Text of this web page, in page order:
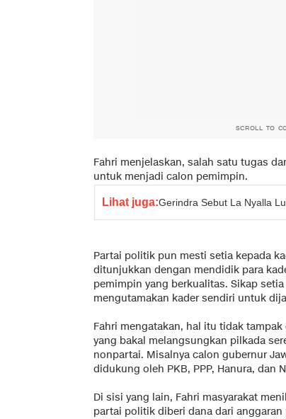
SCROLL TO
Fahri menjelaskan, salah satu tugas
untuk menjadi calon pemimpin.
Lihat juga:Gerindra Sebut La Nyalla
Partai politik pun mesti setia kepada
ditunjukkan dengan mendidik para
pemimpin yang berkualitas. Sikap
mengutamakan kader sendiri untuk
Fahri mengatakan, hal itu tidak
yang bakal melangsungkan pilkada
nonpartai. Misalnya calon gubernur
didukung oleh PKB, PPP, Hanura, dan
Di sisi yang lain, Fahri masyarakat
partai politik diberi dana dari anggaran